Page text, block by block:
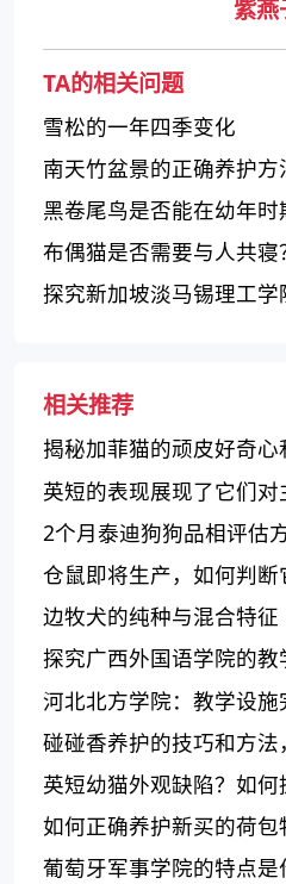
紫燕
TA的相关问题
雪松的一年四季变化
南天竹盆景的正确养护方
黑卷尾鸟是否能在幼年
近感？
布偶猫是否需要与人共寝
探究新加坡淡马锡理工
相关推荐
揭秘加菲猫的顽皮好奇
他们的寿命有多长吗？
英短的表现展现了它们
赖
2个月泰迪狗狗品相评估
仓鼠即将生产，如何判断
边牧犬的纯种与混合特征
探究广西外国语学院的
设情况
河北北方学院：教学设
生实践能力
碰碰香养护的技巧和方法
英短幼猫外观缺陷？如何
如何正确养护新买的荷包
葡萄牙军事学院的特点是